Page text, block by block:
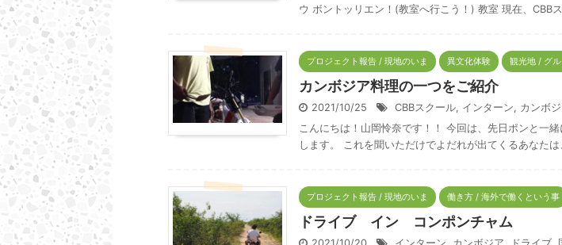
ウ ボントッリエン！(教室へ行こう！) 教室 現在、CBB
プロジェクト報告 / 現地のいま 異文化体験 観光地 / グ
カンボジア料理の一つをご紹介
2021/10/25 CBBスクール, インターン, カンボ
こんにちは！山岡怜奈です！！ 今回は、先日ポンと一
します。 これを聞いただけでよだれが出てくるあなた
プロジェクト報告 / 現地のいま 働き方 / 海外で働くという事
ドライブ イン コンポンチャム